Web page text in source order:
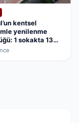
kentsel
yenilenme
1 sokakta 13